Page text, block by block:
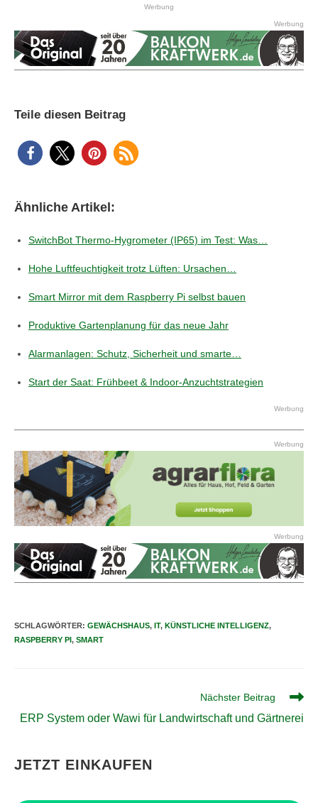
Werbung
Werbung
Teile diesen Beitrag
Ähnliche Artikel:
SwitchBot Thermo-Hygrometer (IP65) im Test: Was…
Hohe Luftfeuchtigkeit trotz Lüften: Ursachen…
Smart Mirror mit dem Raspberry Pi selbst bauen
Produktive Gartenplanung für das neue Jahr
Alarmanlagen: Schutz, Sicherheit und smarte…
Start der Saat: Frühbeet & Indoor‑Anzuchtstrategien
Werbung
Werbung
Werbung
SCHLAGWÖRTER: GEWÄCHSHAUS, IT, KÜNSTLICHE INTELLIGENZ,
RASPBERRY PI, SMART
ansehen
Nächster Beitrag
ERP System oder Wawi für Landwirtschaft und Gärtnerei
JETZT EINKAUFEN